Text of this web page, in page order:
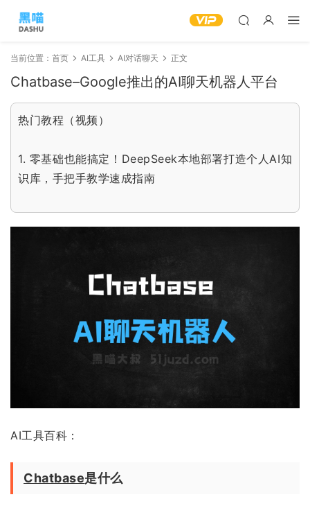
当前位置： 首页 AI工具 AI对话聊天 正文
Chatbase–Google推出的AI聊天机器人平台
热门教程（视频）
1. 零基础也能搞定！DeepSeek本地部署打造个人AI知
识库，手把手教学速成指南
AI工具百科：
Chatbase是什么